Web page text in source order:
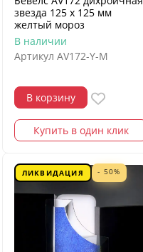
звезда 125 х 125 мм
желтый мороз
В наличии
Артикул AV172-Y-M
В корзину
Купить в один клик
ЛИКВИДАЦИЯ - 50%